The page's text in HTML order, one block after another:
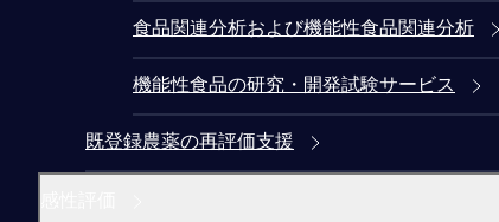
食品関連分析および機能性食品関連分析
機能性食品の研究・開発試験サービス
既登録農薬の再評価支援